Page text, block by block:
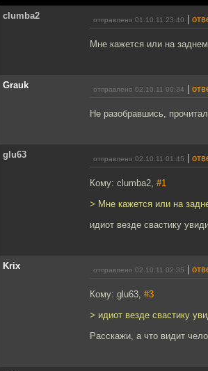
clumba2 отправлено 01.10.11 23:40
Мне кажется или на
Grauk отправлено 02.10.11 00:34
Не разобравшись,
glu63 отправлено 02.10.11 01:45
Кому: clumba2, #1
> Мне кажется или на
идиот везде свастику
Krix отправлено 02.10.11 02:35
Кому: glu63, #3
> идиот везде свастику
Расскажи, а что видит